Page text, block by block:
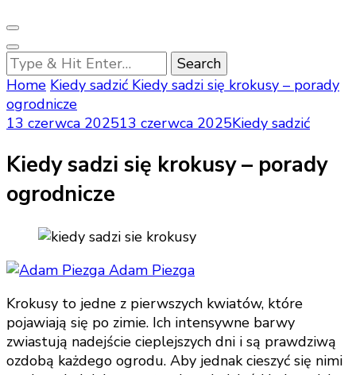
Looking
for
Something?
Home Kiedy sadzić Kiedy sadzi się krokusy – porady
ogrodnicze
13 czerwca 202513 czerwca 2025Kiedy sadzić
Kiedy sadzi się krokusy – porady
ogrodnicze
Adam Piezga
Krokusy to jedne z pierwszych kwiatów, które
pojawiają się po zimie. Ich intensywne barwy
zwiastują nadejście cieplejszych dni i są prawdziwą
ozdobą każdego ogrodu. Aby jednak cieszyć się nimi